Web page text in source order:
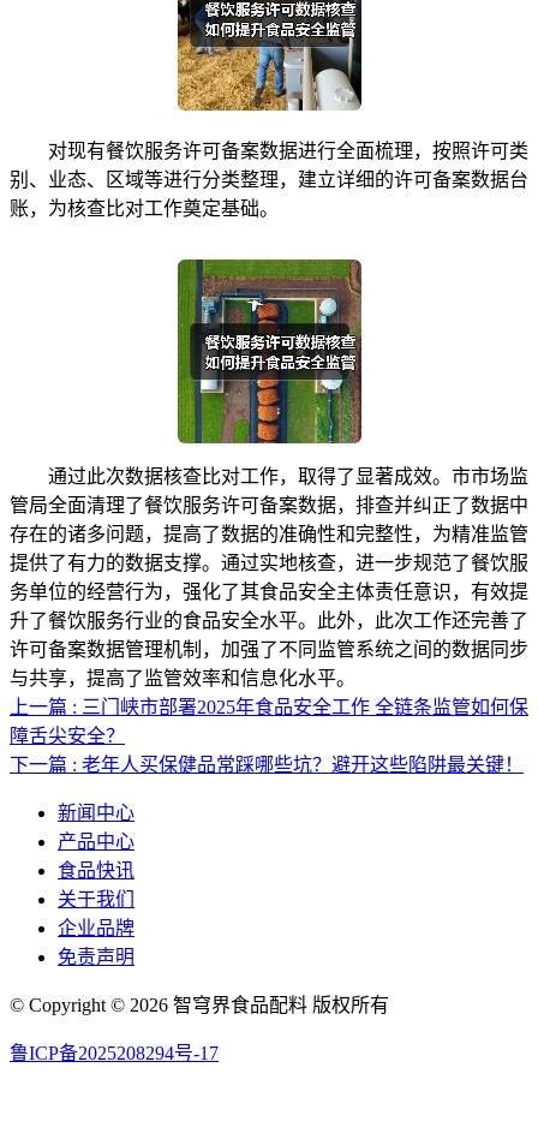
对现有餐饮服务许可备案数据进行全面梳理，按照许可类
别、业态、区域等进行分类整理，建立详细的许可备案数据台
账，为核查比对工作奠定基础。
通过此次数据核查比对工作，取得了显著成效。市市场监
管局全面清理了餐饮服务许可备案数据，排查并纠正了数据中
存在的诸多问题，提高了数据的准确性和完整性，为精准监管
提供了有力的数据支撑。通过实地核查，进一步规范了餐饮服
务单位的经营行为，强化了其食品安全主体责任意识，有效提
升了餐饮服务行业的食品安全水平。此外，此次工作还完善了
许可备案数据管理机制，加强了不同监管系统之间的数据同步
与共享，提高了监管效率和信息化水平。
上一篇 : 三门峡市部署2025年食品安全工作 全链条监管如何保
障舌尖安全？
下一篇 : 老年人买保健品常踩哪些坑？避开这些陷阱最关键！
新闻中心
产品中心
食品快讯
关于我们
企业品牌
免责声明
© Copyright © 2026 智穹界食品配料 版权所有
鲁ICP备2025208294号-17